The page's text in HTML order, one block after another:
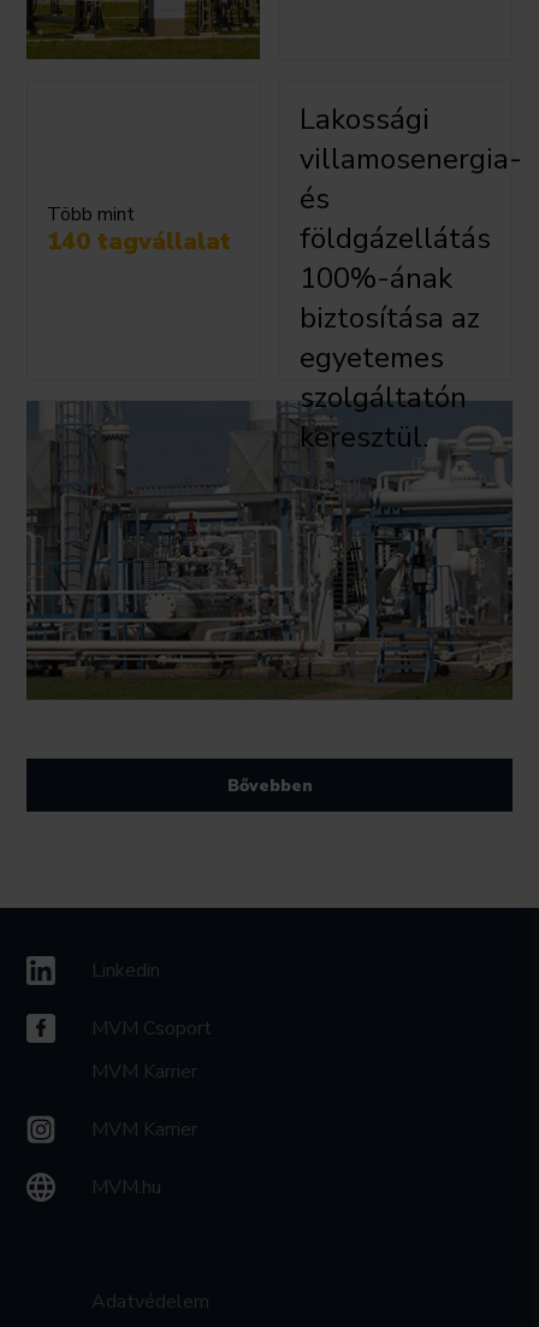
Több mint
140 tagvállalat
Lakossági
villamosenergia-
és
földgázellátás
100%-ának
biztosítása az
egyetemes
szolgáltatón
keresztül.
Bővebben
Adatvédelem
Linkedin
MVM Csoport
MVM Karrier
MVM Karrier
MVM.hu